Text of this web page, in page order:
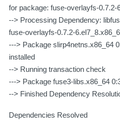
for package: fuse-overlayfs-0.7.2-
--> Processing Dependency:
fuse-overlayfs-0.7.2-
---> Package slirp4netns.x86_64
installed
--> Running transaction check
---> Package fuse3-libs.x86_64
--> Finished Dependency
Dependencies Resolved